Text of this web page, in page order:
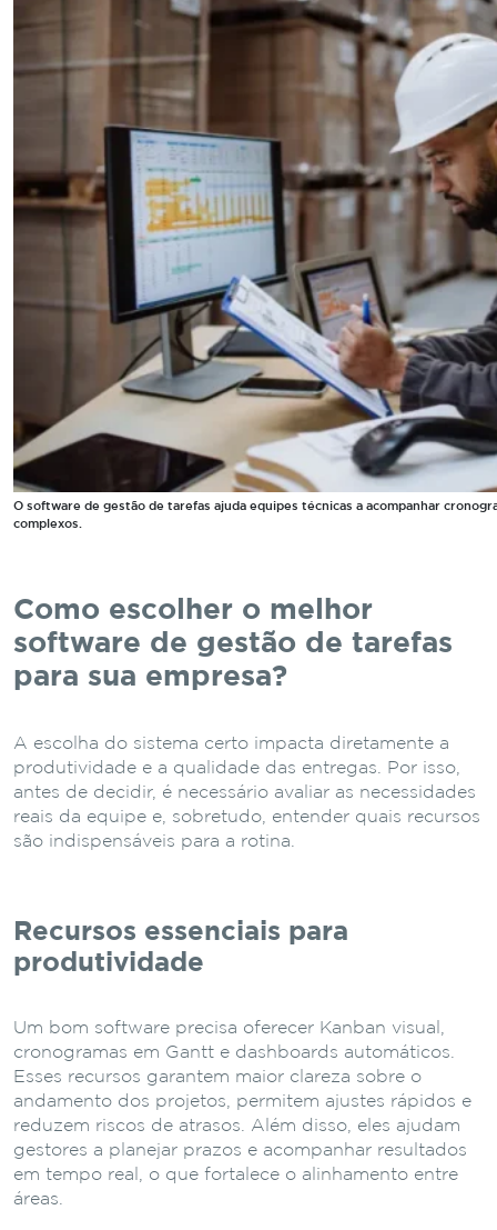
O software de gestão de tarefas ajuda equipes técnicas a acompanhar
complexos.
Como escolher o melhor
software de gestão de tarefas
para sua empresa?
A escolha do sistema certo impacta diretamente a
produtividade e a qualidade das entregas. Por isso,
antes de decidir, é necessário avaliar as necessidades
reais da equipe e, sobretudo, entender quais recursos
são indispensáveis para a rotina.
Recursos essenciais para
produtividade
Um bom software precisa oferecer Kanban visual,
cronogramas em Gantt e dashboards automáticos.
Esses recursos garantem maior clareza sobre o
andamento dos projetos, permitem ajustes rápidos e
reduzem riscos de atrasos. Além disso, eles ajudam
gestores a planejar prazos e acompanhar resultados
em tempo real, o que fortalece o alinhamento entre
áreas.